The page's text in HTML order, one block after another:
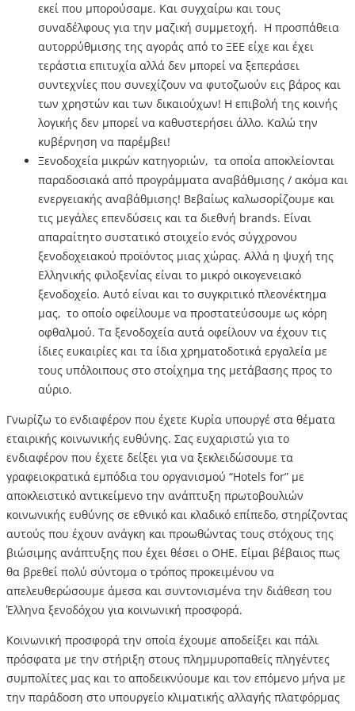
εκεί που μπορούσαμε. Και συγχαίρω και τους
συναδέλφους για την μαζική συμμετοχή. Η προσπάθεια
αυτορρύθμισης της αγοράς από το ΞΕΕ είχε και έχει
τεράστια επιτυχία αλλά δεν μπορεί να ξεπεράσει
συντεχνίες που συνεχίζουν να φυτοζωούν εις βάρος και
των χρηστών και των δικαιούχων! Η επιβολή της κοινής
λογικής δεν μπορεί να καθυστερήσει άλλο. Καλώ την
κυβέρνηση να παρέμβει!
Ξενοδοχεία μικρών κατηγοριών, τα οποία αποκλείονται
παραδοσιακά από προγράμματα αναβάθμισης / ακόμα και
ενεργειακής αναβάθμισης! Βεβαίως καλωσορίζουμε και
τις μεγάλες επενδύσεις και τα διεθνή brands. Είναι
απαραίτητο συστατικό στοιχείο ενός σύγχρονου
ξενοδοχειακού προϊόντος μιας χώρας. Αλλά η ψυχή της
Ελληνικής φιλοξενίας είναι το μικρό οικογενειακό
ξενοδοχείο. Αυτό είναι και το συγκριτικό πλεονέκτημα
μας, το οποίο οφείλουμε να προστατεύσουμε ως κόρη
οφθαλμού. Τα ξενοδοχεία αυτά οφείλουν να έχουν τις
ίδιες ευκαιρίες και τα ίδια χρηματοδοτικά εργαλεία με
τους υπόλοιπους στο στοίχημα της μετάβασης προς το
αύριο.
Γνωρίζω το ενδιαφέρον που έχετε Κυρία υπουργέ στα θέματα
εταιρικής κοινωνικής ευθύνης. Σας ευχαριστώ για το
ενδιαφέρον που έχετε δείξει για να ξεκλειδώσουμε τα
γραφειοκρατικά εμπόδια του οργανισμού “Hotels for” με
αποκλειστικό αντικείμενο την ανάπτυξη πρωτοβουλιών
κοινωνικής ευθύνης σε εθνικό και κλαδικό επίπεδο, στηρίζοντας
αυτούς που έχουν ανάγκη και προωθώντας τους στόχους της
βιώσιμης ανάπτυξης που έχει θέσει ο ΟΗΕ. Είμαι βέβαιος πως
θα βρεθεί πολύ σύντομα ο τρόπος προκειμένου να
απελευθερώσουμε άμεσα και συντονισμένα την διάθεση του
Έλληνα ξενοδόχου για κοινωνική προσφορά.
Κοινωνική προσφορά την οποία έχουμε αποδείξει και πάλι
πρόσφατα με την στήριξη στους πλημμυροπαθείς πληγέντες
συμπολίτες μας και το αποδεικνύουμε και τον επόμενο μήνα με
την παράδοση στο υπουργείο κλιματικής αλλαγής πλατφόρμας